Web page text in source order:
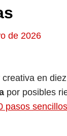
de 2026
en
por posibles
pasos sencillos